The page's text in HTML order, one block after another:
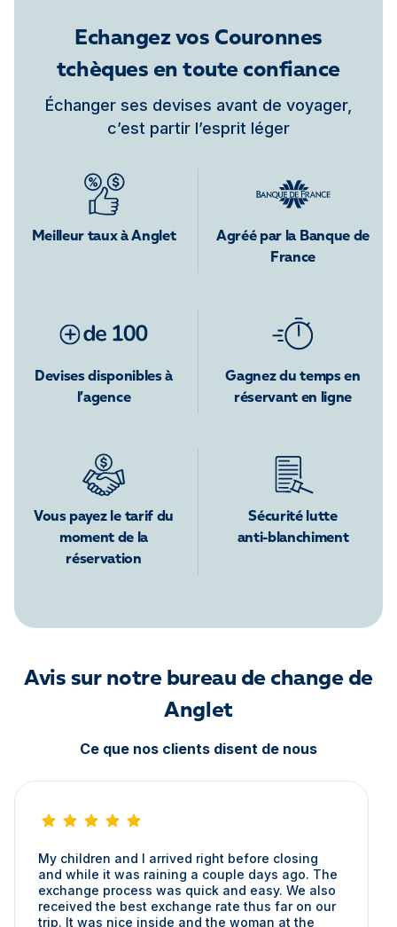
Echangez vos Couronnes
tchèques en toute confiance
Échanger ses devises avant de voyager,
c’est partir l’esprit léger
Meilleur taux à Anglet
Agréé par la Banque de
France
Devises disponibles à
l’agence
Gagnez du temps en
réservant en ligne
Vous payez le tarif du
moment de la
réservation
Sécurité lutte
anti-blanchiment
Avis sur notre bureau de change de
Anglet
Ce que nos clients disent de nous
My children and I arrived right before closing
and while it was raining a couple days ago. The
exchange process was quick and easy. We also
received the best exchange rate thus far on our
trip. It was nice inside and the woman at the